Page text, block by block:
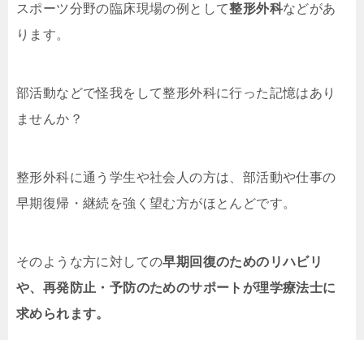
スポーツ分野の臨床現場の例として整形外科などがあ
ります。
部活動などで怪我をして整形外科に行った記憶はあり
ませんか？
整形外科に通う学生や社会人の方は、部活動や仕事の
早期復帰・継続を強く望む方がほとんどです。
そのような方に対しての早期回復のためのリハビリ
や、再発防止・予防のためのサポートが理学療法士に
求められます。